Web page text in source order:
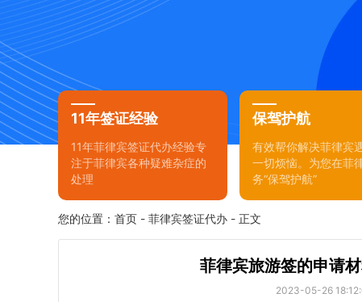
11年签证经验
11年菲律宾签证代办经验专
注于菲律宾各种疑难杂症的
处理
保驾护航
有效帮你解决菲律宾
一切烦恼。为您在菲
务“保驾护航”
您的位置： 首页 - 菲律宾签证代办 - 正文
菲律宾旅游签的申请
2023-05-26